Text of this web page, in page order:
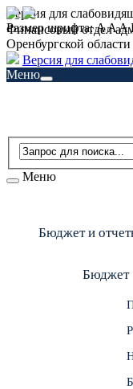
Версия для
Размер шрифта:AAA
Финансовый отдел
Оренбургской области
Версия для
Меню
Меню
Бюджет и
Бюджет